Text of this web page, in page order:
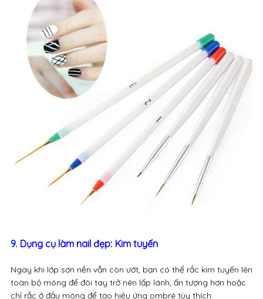
9. Dụng cụ làm nail đẹp: Kim tuyến
Ngay khi lớp sơn nền vẫn còn ướt, bạn có thể rắc kim tuyến lên
toàn bộ móng để đôi tay trở nên lấp lánh, ấn tượng hơn hoặc
chỉ rắc ở đầu móng để tạo hiệu ứng ombré tùy thích.